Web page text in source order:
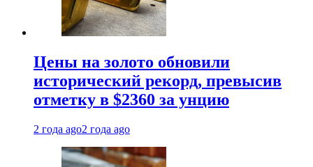
Цены на золото обновили
исторический рекорд, превысив
отметку в $2360 за унцию
2 года ago2 года ago